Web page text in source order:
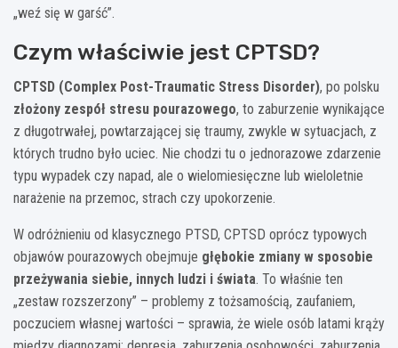
„weź się w garść”.
Czym właściwie jest CPTSD?
CPTSD (Complex Post-Traumatic Stress Disorder), po polsku
złożony zespół stresu pourazowego, to zaburzenie wynikające
z długotrwałej, powtarzającej się traumy, zwykle w sytuacjach, z
których trudno było uciec. Nie chodzi tu o jednorazowe zdarzenie
typu wypadek czy napad, ale o wielomiesięczne lub wieloletnie
narażenie na przemoc, strach czy upokorzenie.
W odróżnieniu od klasycznego PTSD, CPTSD oprócz typowych
objawów pourazowych obejmuje głębokie zmiany w sposobie
przeżywania siebie, innych ludzi i świata. To właśnie ten
„zestaw rozszerzony” – problemy z tożsamością, zaufaniem,
poczuciem własnej wartości – sprawia, że wiele osób latami krąży